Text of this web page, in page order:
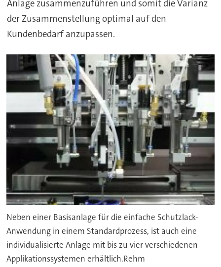
Anlage zusammenzuführen und somit die Varianz
der Zusammenstellung optimal auf den
Kundenbedarf anzupassen.
Neben einer Basisanlage für die einfache Schutzlack-
Anwendung in einem Standardprozess, ist auch eine
individualisierte Anlage mit bis zu vier verschiedenen
Applikationssystemen erhältlich.Rehm